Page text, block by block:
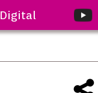
Digital